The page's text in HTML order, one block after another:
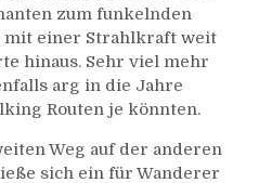
zum funkelnden
mit einer Strahlkraft weit
hinaus. Sehr viel mehr
arg in die Jahre
Routen je könnten.
Weg auf der anderen
sich ein für Wanderer